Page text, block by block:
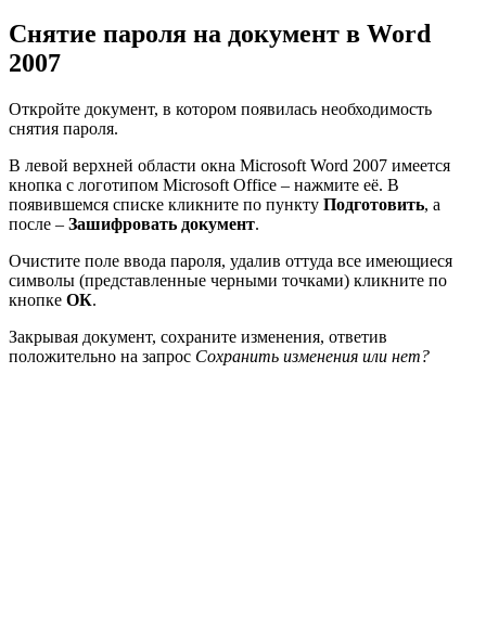
Снятие пароля на документ в Word
2007
Откройте документ, в котором появилась необходимость
снятия пароля.
В левой верхней области окна Microsoft Word 2007 имеется
кнопка с логотипом Microsoft Office – нажмите её. В
появившемся списке кликните по пункту Подготовить, а
после – Зашифровать документ.
Очистите поле ввода пароля, удалив оттуда все имеющиеся
символы (представленные черными точками) кликните по
кнопке ОК.
Закрывая документ, сохраните изменения, ответив
положительно на запрос Сохранить изменения или нет?